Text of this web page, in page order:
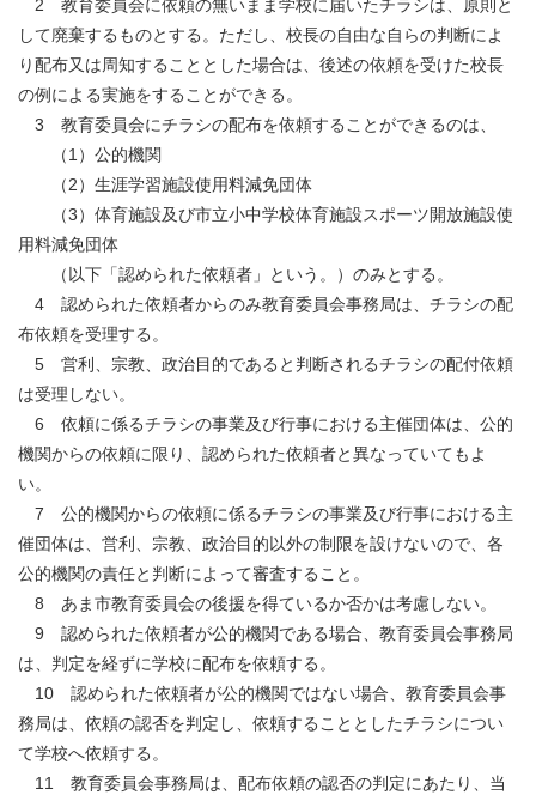
2 教育委員会に依頼の無いまま学校に届いたチラシは、原則と
して廃棄するものとする。ただし、校長の自由な自らの判断によ
り配布又は周知することとした場合は、後述の依頼を受けた校長
の例による実施をすることができる。
3 教育委員会にチラシの配布を依頼することができるのは、
（1）公的機関
（2）生涯学習施設使用料減免団体
（3）体育施設及び市立小中学校体育施設スポーツ開放施設使
用料減免団体
（以下「認められた依頼者」という。）のみとする。
4 認められた依頼者からのみ教育委員会事務局は、チラシの配
布依頼を受理する。
5 営利、宗教、政治目的であると判断されるチラシの配付依頼
は受理しない。
6 依頼に係るチラシの事業及び行事における主催団体は、公的
機関からの依頼に限り、認められた依頼者と異なっていてもよ
い。
7 公的機関からの依頼に係るチラシの事業及び行事における主
催団体は、営利、宗教、政治目的以外の制限を設けないので、各
公的機関の責任と判断によって審査すること。
8 あま市教育委員会の後援を得ているか否かは考慮しない。
9 認められた依頼者が公的機関である場合、教育委員会事務局
は、判定を経ずに学校に配布を依頼する。
10 認められた依頼者が公的機関ではない場合、教育委員会事
務局は、依頼の認否を判定し、依頼することとしたチラシについ
て学校へ依頼する。
11 教育委員会事務局は、配布依頼の認否の判定にあたり、当